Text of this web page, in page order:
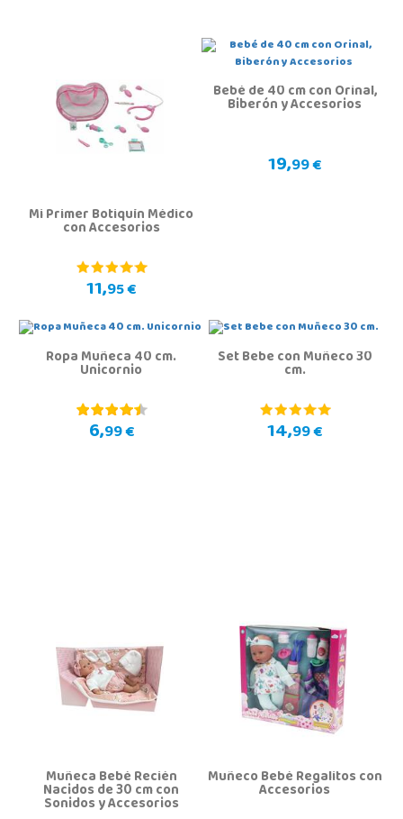
Mi Primer Botiquín Médico
con Accesorios
11,95 €
Bebé de 40 cm con Orinal,
Biberón y Accesorios
19,99 €
Ropa Muñeca 40 cm.
Unicornio
6,99 €
Set Bebe con Muñeco 30
cm.
14,99 €
Muñeca Bebé Recién
Nacidos de 30 cm con
Sonidos y Accesorios
Muñeco Bebé Regalitos con
Accesorios